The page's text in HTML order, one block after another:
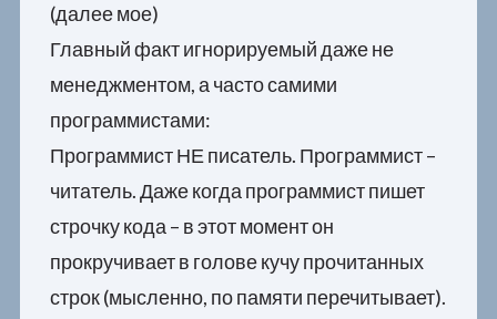
(далее мое)
Главный факт игнорируемый даже не
менеджментом, а часто самими
программистами:
Программист НЕ писатель. Программист –
читатель. Даже когда программист пишет
строчку кода – в этот момент он
прокручивает в голове кучу прочитанных
строк (мысленно, по памяти перечитывает).